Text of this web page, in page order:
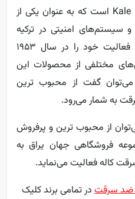
محصول شرکت Kale Kilit است که به عنوان یکی از
و سیستم‌های امنیتی در ترکیه
شناخته می شود. این شرکت فعالیت خود را در سال ۱۹۵۳
مختلفی از محصولات این
می‌توان گفت از محبوب ترین
به شمار می‌رود.
از محبوب ترین و پرفروش
فروشگاهی جهان یراق به
کاله فعالیت می‌نماید.
ضد سرقت در تمامی برند کلیک